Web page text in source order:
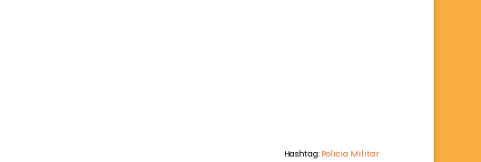
Hashtag:Policia Militar